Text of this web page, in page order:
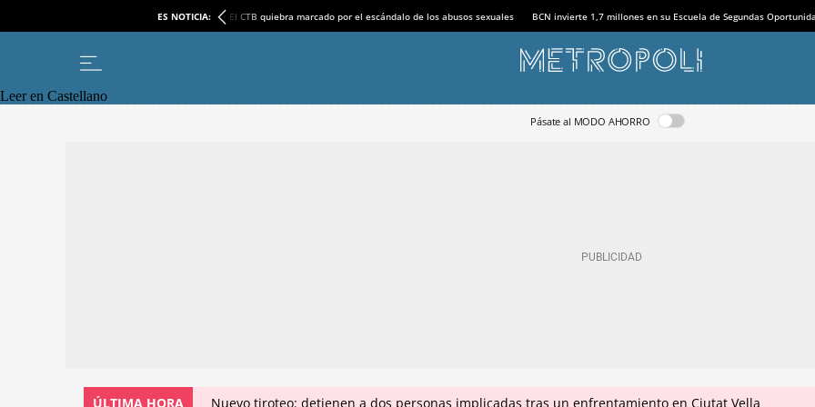
ES NOTICIA: El CTB quiebra marcado por el escándalo de los abusos sexuales BCN invierte 1,7 millones en su Escuela de Segundas
Leer en Castellano
Pásate al MODO AHORRO
ÚLTIMA HORA Nuevo tiroteo: detienen a dos personas implicadas tras un enfrentamiento en Ciutat Vella